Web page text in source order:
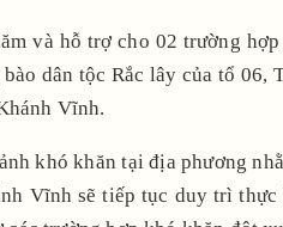
và hỗ trợ cho 02 trường
dân tộc Rắc lây của tổ
Vĩnh.
khó khăn tại địa phương
Vĩnh sẽ tiếp tục duy trì